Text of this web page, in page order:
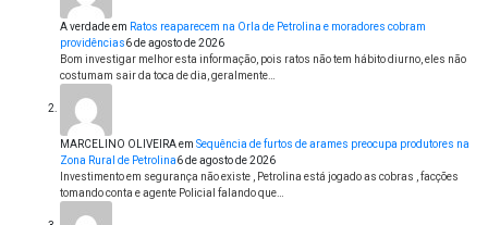
A verdadeem Ratos reaparecem na Orla de Petrolina e moradores cobram
providências6 de agosto de 2026
Bom investigar melhor esta informação, pois ratos não tem hábito diurno, eles não
costumam sair da toca de dia, geralmente…
MARCELINO OLIVEIRAem Sequência de furtos de arames preocupa produtores na
Zona Rural de Petrolina6 de agosto de 2026
Investimento em segurança não existe , Petrolina está jogado as cobras , facções
tomando conta e agente Policial falando que…